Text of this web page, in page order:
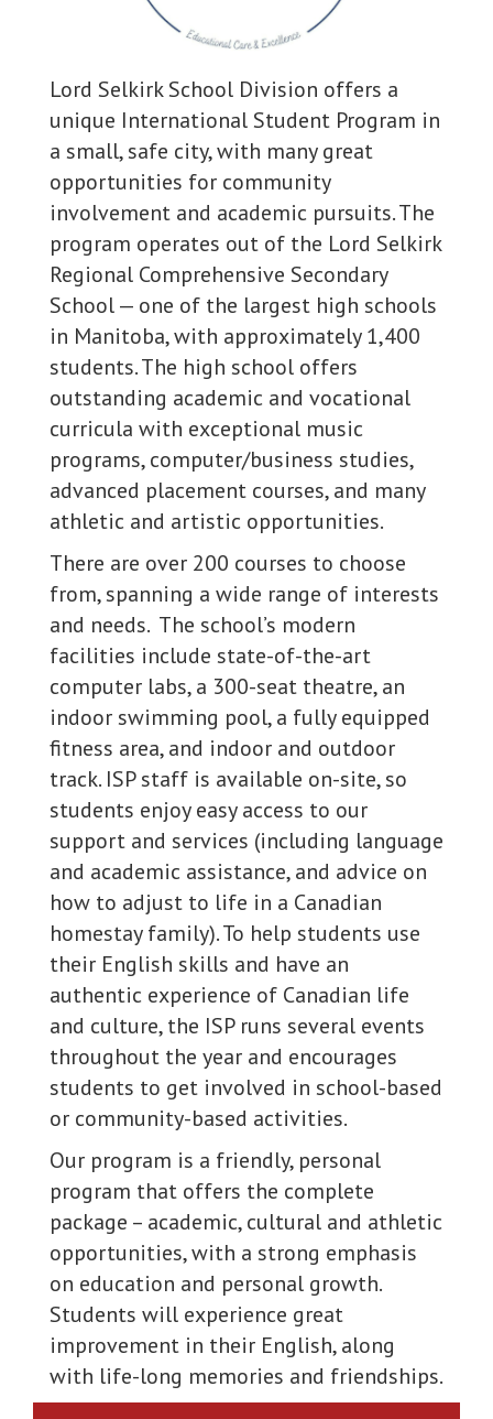
Lord Selkirk School Division offers a
unique International Student Program in
a small, safe city, with many great
opportunities for community
involvement and academic pursuits. The
program operates out of the Lord Selkirk
Regional Comprehensive Secondary
School — one of the largest high schools
in Manitoba, with approximately 1,400
students. The high school offers
outstanding academic and vocational
curricula with exceptional music
programs, computer/business studies,
advanced placement courses, and many
athletic and artistic opportunities.
There are over 200 courses to choose
from, spanning a wide range of interests
and needs. The school’s modern
facilities include state-of-the-art
computer labs, a 300-seat theatre, an
indoor swimming pool, a fully equipped
fitness area, and indoor and outdoor
track. ISP staff is available on-site, so
students enjoy easy access to our
support and services (including language
and academic assistance, and advice on
how to adjust to life in a Canadian
homestay family). To help students use
their English skills and have an
authentic experience of Canadian life
and culture, the ISP runs several events
throughout the year and encourages
students to get involved in school-based
or community-based activities.
Our program is a friendly, personal
program that offers the complete
package – academic, cultural and athletic
opportunities, with a strong emphasis
on education and personal growth.
Students will experience great
improvement in their English, along
with life-long memories and friendships.